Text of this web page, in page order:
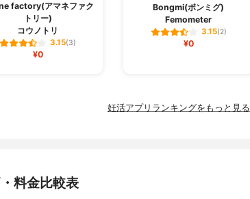
factory(アマネファク
トリー)
コウノトリ
3.15(3)
¥0
Bongmi(ボンミグ)
Femometer
3.15(2)
¥0
妊活アプリランキングをもっと見る
料金比較表